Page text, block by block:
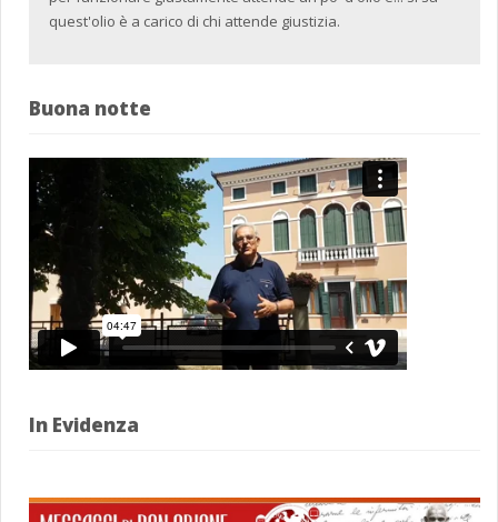
quest'olio è a carico di chi attende giustizia.
Buona notte
In Evidenza